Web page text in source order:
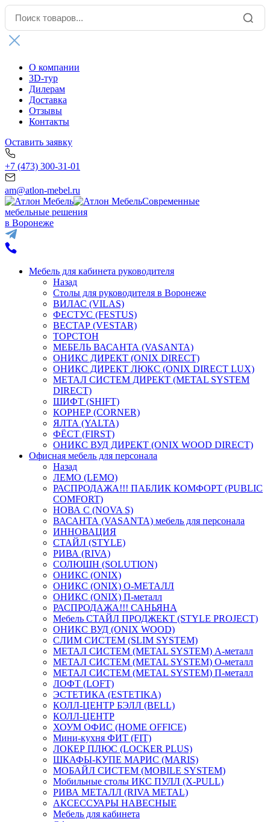
О компании
3D-тур
Дилерам
Доставка
Отзывы
Контакты
Оставить заявку
+7 (473) 300-31-01
am@atlon-mebel.ru
Современные
мебельные решения
в Воронеже
Мебель для кабинета руководителя
Назад
Столы для руководителя в Воронеже
ВИЛАС (VILAS)
ФЕСТУС (FESTUS)
ВЕСТАР (VESTAR)
ТОРСТОН
МЕБЕЛЬ ВАСАНТА (VASANTA)
ОНИКС ДИРЕКТ (ONIX DIRECT)
ОНИКС ДИРЕКТ ЛЮКС (ONIX DIRECT LUX)
МЕТАЛ СИСТЕМ ДИРЕКТ (METAL SYSTEM
DIRECT)
ШИФТ (SHIFT)
КОРНЕР (CORNER)
ЯЛТА (YALTA)
ФЁСТ (FIRST)
ОНИКС ВУД ДИРЕКТ (ONIX WOOD DIRECT)
Офисная мебель для персонала
Назад
ЛЕМО (LEMO)
РАСПРОДАЖА!!! ПАБЛИК КОМФОРТ (PUBLIC
COMFORT)
НОВА С (NOVA S)
ВАСАНТА (VASANTA) мебель для персонала
ИННОВАЦИЯ
СТАЙЛ (STYLE)
РИВА (RIVA)
СОЛЮШН (SOLUTION)
ОНИКС (ONIX)
ОНИКС (ONIX) O-МЕТАЛЛ
ОНИКС (ONIX) П-металл
РАСПРОДАЖА!!! САНЬЯНА
Мебель СТАЙЛ ПРОДЖЕКТ (STYLE PROJECT)
ОНИКС ВУД (ONIX WOOD)
СЛИМ СИСТЕМ (SLIM SYSTEM)
МЕТАЛ СИСТЕМ (METAL SYSTEM) А-металл
МЕТАЛ СИСТЕМ (METAL SYSTEM) О-металл
МЕТАЛ СИСТЕМ (METAL SYSTEM) П-металл
ЛОФТ (LOFT)
ЭСТЕТИКА (ESTETIKA)
КОЛЛ-ЦЕНТР БЭЛЛ (BELL)
КОЛЛ-ЦЕНТР
ХОУМ ОФИС (HOME OFFICE)
Мини-кухня ФИТ (FIT)
ЛОКЕР ПЛЮС (LOCKER PLUS)
ШКАФЫ-КУПЕ МАРИС (MARIS)
МОБАЙЛ СИСТЕМ (MOBILE SYSTEM)
Мобильные столы ИКС ПУЛЛ (X-PULL)
РИВА МЕТАЛЛ (RIVA METAL)
АКСЕССУАРЫ НАВЕСНЫЕ
Мебель для кабинета